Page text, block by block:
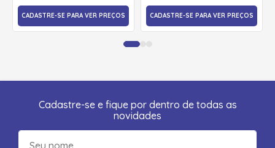
CADASTRE-SE PARA VER PREÇOS CADASTRE-SE PARA VER PREÇOS
Cadastre-se e fique por dentro de todas as
novidades